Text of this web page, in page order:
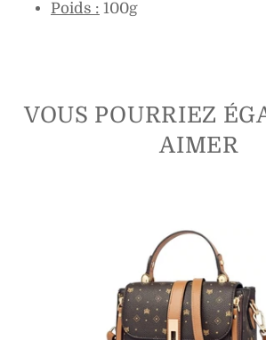
Poids : 100g
VOUS POURRIEZ
AIMER